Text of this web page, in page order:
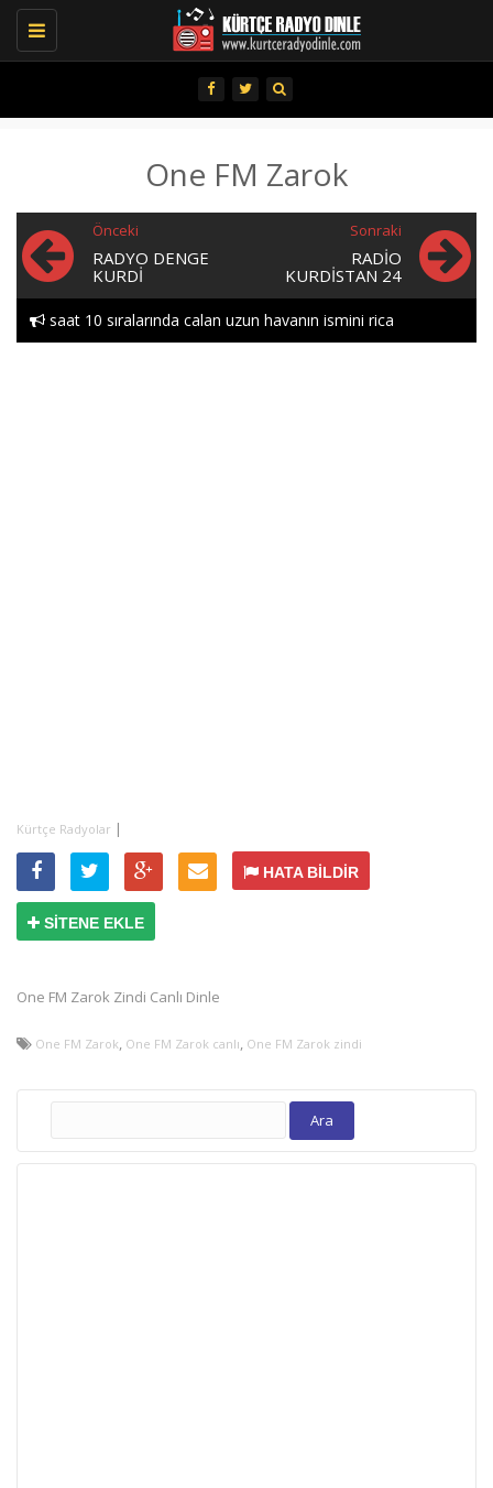
Toggle
navigation
One FM Zarok
Önceki
RADYO DENGE
KURDI
Sonraki
RADIO
KURDISTAN 24
saat 10 sıralarında calan uzun havanın ismini rica
Kürtçe Radyolar |
HATA BİLDİR
SİTENE EKLE
One FM Zarok Zindi Canlı Dinle
One FM Zarok, One FM Zarok canlı, One FM Zarok zindi
Arama: